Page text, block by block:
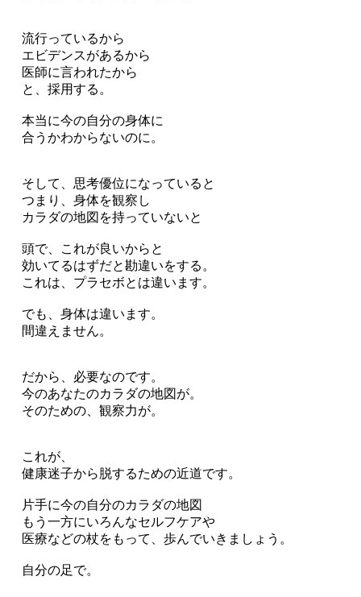
流行っているから
エビデンスがあるから
医師に言われたから
と、採用する。
本当に今の自分の身体に
合うかわからないのに。
そして、思考優位になっていると
つまり、身体を観察し
カラダの地図を持っていないと
頭で、これが良いからと
効いてるはずだと勘違いをする。
これは、プラセボとは違います。
でも、身体は違います。
間違えません。
だから、必要なのです。
今のあなたのカラダの地図が。
そのための、観察力が。
これが、
健康迷子から脱するための近道です。
片手に今の自分のカラダの地図
もう一方にいろんなセルフケアや
医療などの杖をもって、歩んでいきましょう。
自分の足で。